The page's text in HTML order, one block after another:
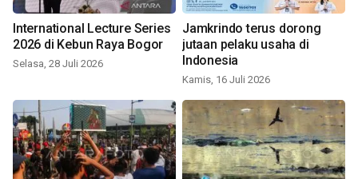
International Lecture Series
2026 di Kebun Raya Bogor
Selasa, 28 Juli 2026
Jamkrindo terus dorong
jutaan pelaku usaha di
Indonesia
Kamis, 16 Juli 2026